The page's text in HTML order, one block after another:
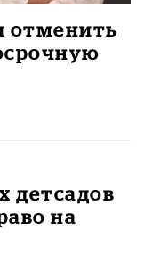
отменить
детсадов
на